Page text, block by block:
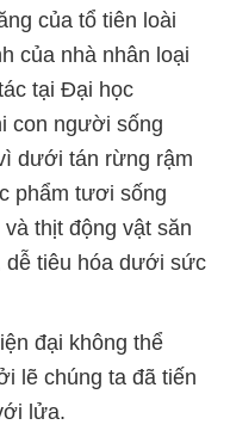
của tổ tiên loài
của nhà nhân loại
tại Đại học
con người sống
dưới tán rừng rậm
phẩm tươi sống
thịt động vật săn
dễ tiêu hóa dưới sức
đại không thể
lẽ chúng ta đã tiến
lửa.